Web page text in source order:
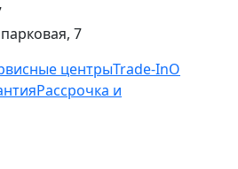
7
центрыTrade-InО
Рассрочка и